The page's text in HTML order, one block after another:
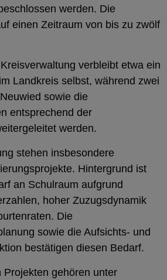
werden. Die
einen Zeitraum von bis zu zwölf
verbleibt etwa ein
Landkreis selbst, während zwei
sowie die
entsprechend der
werden.
stehen insbesondere
Hintergrund ist
an Schulraum aufgrund
hoher Zuzugsdynamik
Die
sowie die Aufsichts- und
bestätigen diesen Bedarf.
gehören unter